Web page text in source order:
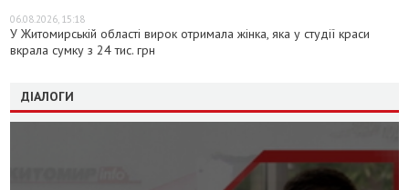
06.08.2026, 15:18
У Житомирській області вирок отримала жінка, яка у студії краси
вкрала сумку з 24 тис. грн
ДІАЛОГИ